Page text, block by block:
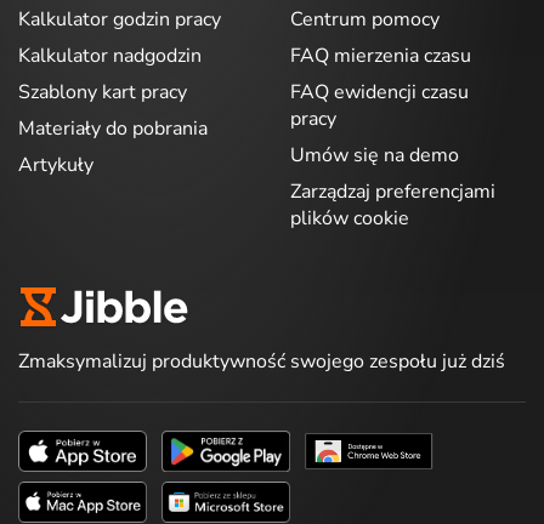
Kalkulator godzin pracy
Kalkulator nadgodzin
Szablony kart pracy
Materiały do pobrania
Artykuły
Centrum pomocy
FAQ mierzenia czasu
FAQ ewidencji czasu
pracy
Umów się na demo
Zarządzaj preferencjami
plików cookie
Zmaksymalizuj produktywność swojego zespołu już dziś